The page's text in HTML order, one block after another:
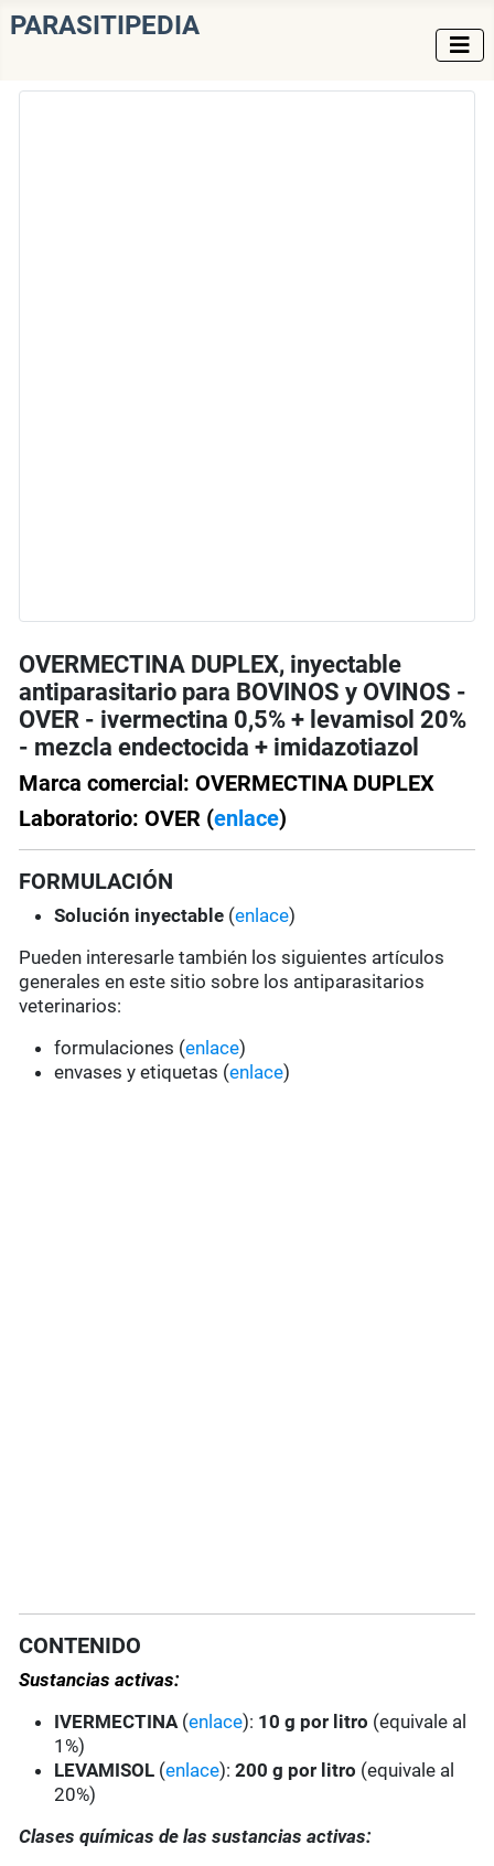
PARASITIPEDIA
OVERMECTINA DUPLEX, inyectable
antiparasitario para BOVINOS y OVINOS -
OVER - ivermectina 0,5% + levamisol 20%
- mezcla endectocida + imidazotiazol
Marca comercial: OVERMECTINA DUPLEX
Laboratorio: OVER (enlace)
FORMULACIÓN
Solución inyectable (enlace)
Pueden interesarle también los siguientes artículos
generales en este sitio sobre los antiparasitarios
veterinarios:
formulaciones (enlace)
envases y etiquetas (enlace)
CONTENIDO
Sustancias activas:
IVERMECTINA(enlace): 10 g por litro (equivale al
1%)
LEVAMISOL (enlace): 200 g por litro (equivale al
20%)
Clases químicas de las sustancias activas: